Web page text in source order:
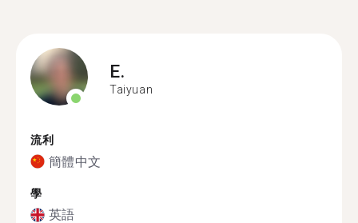
E.
Taiyuan
流利
簡體中文
學
英語